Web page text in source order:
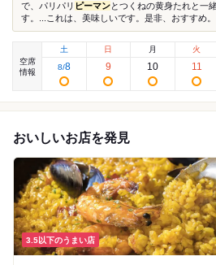
で、パリパリ ピーマンとつくねの黄身たれと一
す。...これは、美味しいです。是非、おすすめ
空席
情報
土
8/8
日
9
月
10
火
11
おいしいお店を発見
3.5以下のうまい店